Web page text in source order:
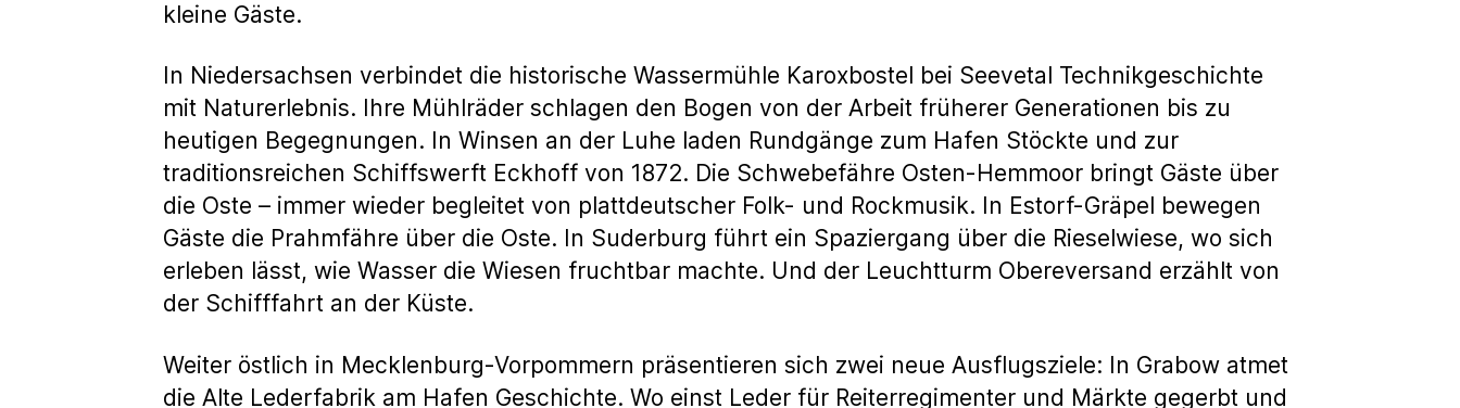
kleine Gäste.
In Niedersachsen verbindet die historische Wassermühle Karoxbostel bei Seevetal Technikgeschichte
mit Naturerlebnis. Ihre Mühlräder schlagen den Bogen von der Arbeit früherer Generationen bis zu
heutigen Begegnungen. In Winsen an der Luhe laden Rundgänge zum Hafen Stöckte und zur
traditionsreichen Schiffswerft Eckhoff von 1872. Die Schwebefähre Osten-Hemmoor bringt Gäste über
die Oste – immer wieder begleitet von plattdeutscher Folk- und Rockmusik. In Estorf-Gräpel bewegen
Gäste die Prahmfähre über die Oste. In Suderburg führt ein Spaziergang über die Rieselwiese, wo sich
erleben lässt, wie Wasser die Wiesen fruchtbar machte. Und der Leuchtturm Obereversand erzählt von
der Schifffahrt an der Küste.
Weiter östlich in Mecklenburg-Vorpommern präsentieren sich zwei neue Ausflugsziele: In Grabow atmet
die Alte Lederfabrik am Hafen Geschichte. Wo einst Leder für Reiterregimenter und Märkte gegerbt und